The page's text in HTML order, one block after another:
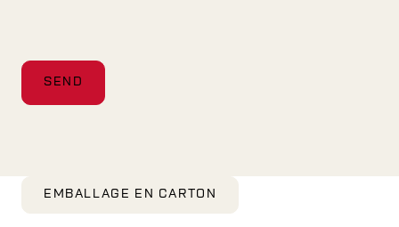
EMBALLAGE EN CARTON